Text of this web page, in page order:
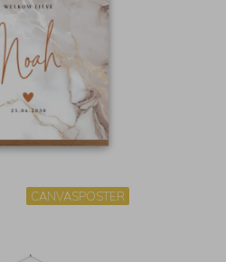
CANVASPOSTER